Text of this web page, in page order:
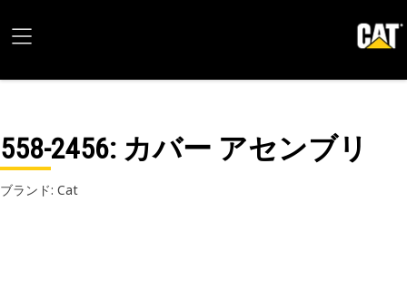
558-2456: カバー アセンブリ
ブランド: Cat